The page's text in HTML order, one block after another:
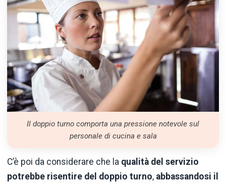
Il doppio turno comporta una pressione notevole sul
personale di cucina e sala
C’è poi da considerare che la qualità del servizio
potrebbe risentire del doppio turno, abbassandosi il